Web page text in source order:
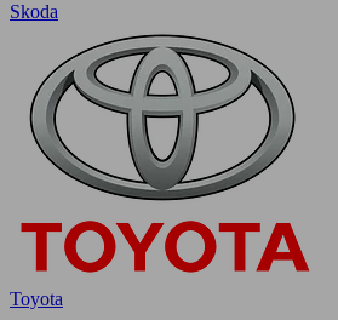
Skoda
Toyota